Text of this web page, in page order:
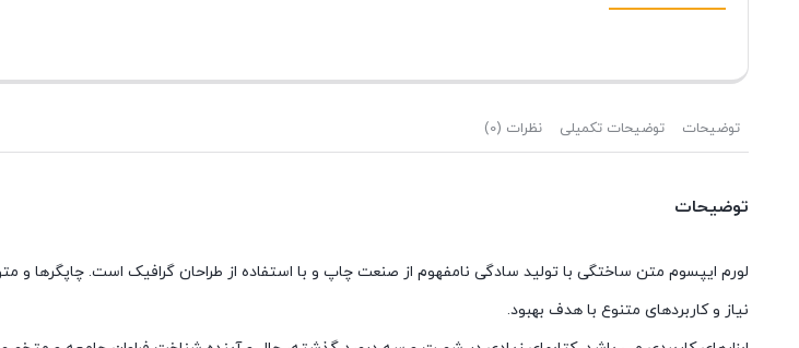
توضیحات توضیحات تکمیلی نظرات (0)
توضیحات
لورم ایپسوم متن ساختگی با تولید سادگی نامفهوم از صنعت چاپ و با استفاده از طراحان گرافیک است. چاپگرها و
نیاز و کاربردهای متنوع با هدف بهبود.